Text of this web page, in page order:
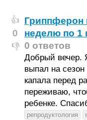
👍
0
👎
Гриппферон
неделю по 1
0 ответов
Добрый вечер.
выпал на
капала перед
переживаю,
ребенке.
репродуктология